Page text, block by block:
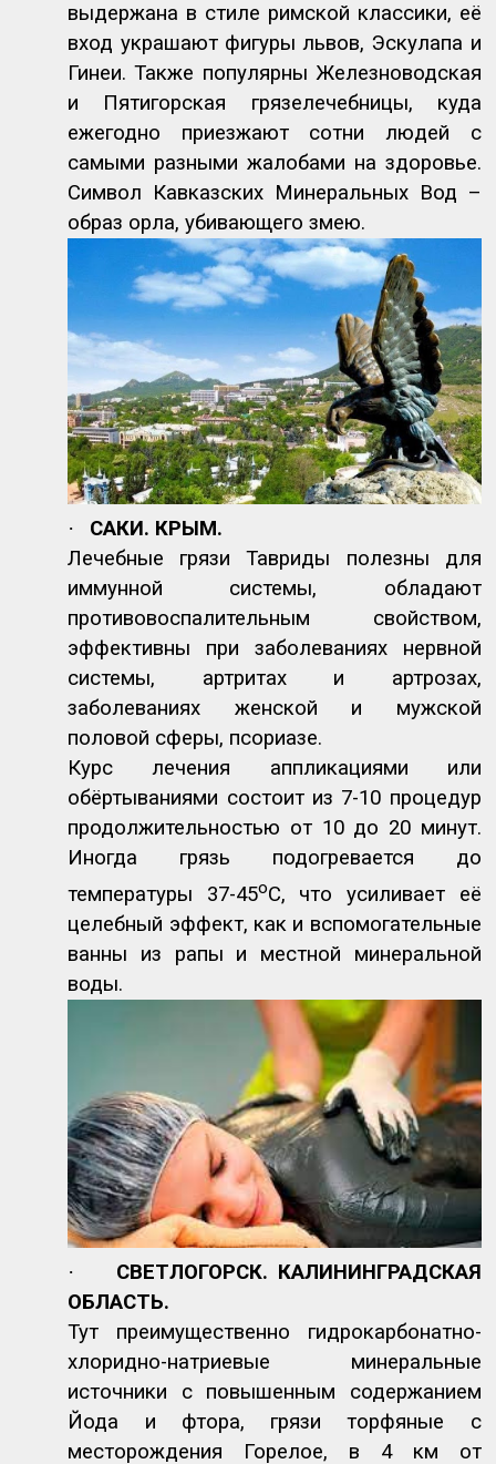
выдержана в стиле римской классики, её
вход украшают фигуры львов, Эскулапа и
Гинеи. Также популярны Железноводская
и Пятигорская грязелечебницы, куда
ежегодно приезжают сотни людей с
самыми разными жалобами на здоровье.
Символ Кавказских Минеральных Вод –
образ орла, убивающего змею.
·
САКИ. КРЫМ.
Лечебные грязи Тавриды полезны для
иммунной системы, обладают
противовоспалительным свойством,
эффективны при заболеваниях нервной
системы, артритах и артрозах,
заболеваниях женской и мужской
половой сферы, псориазе.
Курс лечения аппликациями или
обёртываниями состоит из 7-10 процедур
продолжительностью от 10 до 20 минут.
Иногда грязь подогревается до
температуры 37-45оС, что усиливает её
целебный эффект, как и вспомогательные
ванны из рапы и местной минеральной
воды.
·
СВЕТЛОГОРСК. КАЛИНИНГРАДСКАЯ
ОБЛАСТЬ.
Тут преимущественно гидрокарбонатно-
хлоридно-натриевые минеральные
источники с повышенным содержанием
Йода и фтора, грязи торфяные с
месторождения Горелое, в 4 км от